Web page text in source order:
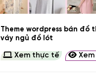
+
Theme wordpress bán đồ
váy ngủ đồ lót
Xem thực tế